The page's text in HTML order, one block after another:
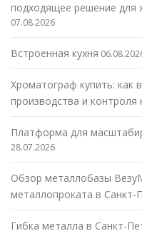
подходящее решение для
07.08.2026
Встроенная кухня
Хроматограф купить: как
производства и контроля
Платформа для
28.07.2026
Обзор металлобазы
металлопроката в Санкт-
Гибка металла в Санкт-